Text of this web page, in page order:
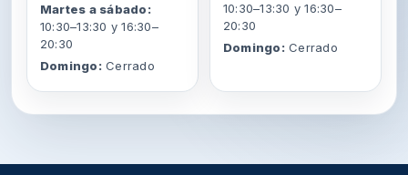
Martes a sábado:
10:30–13:30 y 16:30–
20:30
Domingo:Cerrado
10:30–13:30 y 16:30–
20:30
Domingo:Cerrado